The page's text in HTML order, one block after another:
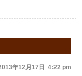
年12月17日 4:22 pm